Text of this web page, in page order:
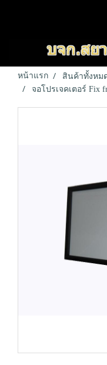
หน้าแรก สินค้าทั้งหม
จอโปรเจคเตอร์ Fix